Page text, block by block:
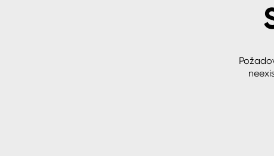
Ředidla, tužidla, čističe,